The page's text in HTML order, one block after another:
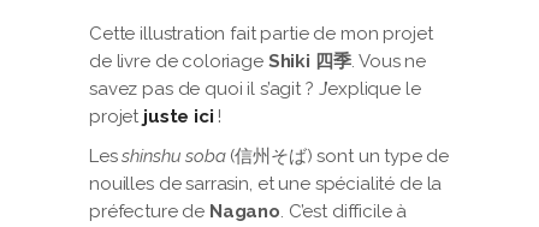
Cette illustration fait partie de mon projet
de livre de coloriage Shiki 四季. Vous ne
savez pas de quoi il s’agit ? J’explique le
projet juste ici !
Lesshinshu soba(信州そば) sont un type de
nouilles de sarrasin, et une spécialité de la
préfecture de Nagano. C’est difficile à